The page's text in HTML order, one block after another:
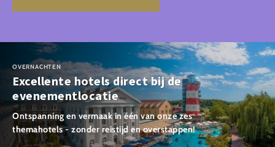
OVERNACHTEN
Excellente hotels direct bij de
evenementlocatie
Ontspanning en vermaak in één van onze zes
themahotels - zonder reistijd en overstappen!